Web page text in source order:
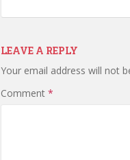
LEAVE A REPLY
Your email address will not
Comment *